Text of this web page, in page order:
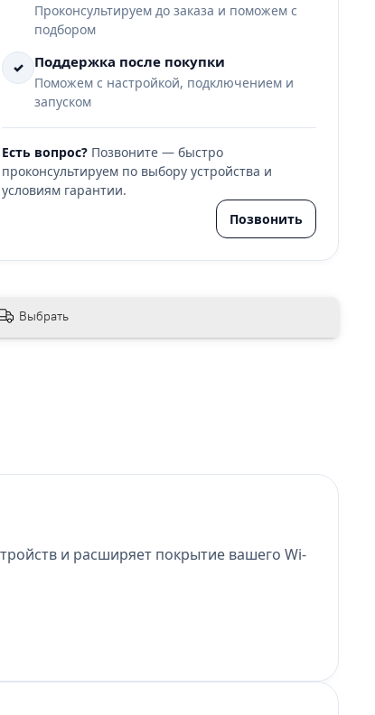
Проконсультируем до заказа и поможем с
подбором
✓ Поддержка после покупки
Поможем с настройкой, подключением и
запуском
Есть вопрос? Позвоните — быстро
проконсультируем по выбору устройства и
условиям гарантии.
Позвонить
Выбрать
и расширяет покрытие вашего Wi-